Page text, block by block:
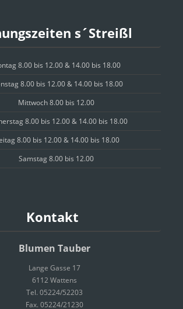
s´Streißl
8.00 bis 12.00 & 14.00 bis 18.00
8.00 bis 12.00 & 14.00 bis 18.00
Mittwoch 8.00 bis 12.00
8.00 bis 12.00 & 14.00 bis 18.00
8.00 bis 12.00 & 14.00 bis 18.00
Samstag 8.00 bis 12.00
Kontakt
Blumen Tauber
Lange Gasse 17
6112 Wattens
Tel. 05224/52203
Fax. 05224/21230